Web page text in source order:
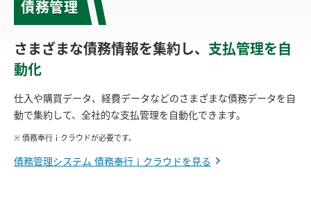
債務管理
さまざまな債務情報を集約し、 支払管理を自
動化
仕入や購買データ、経費データなどのさまざまな債務データを自
動で集約して、全社的な支払管理を自動化できます。
※ 債務奉行ｉクラウドが必要です。
債務管理システム 債務奉行ｉクラウドを見る